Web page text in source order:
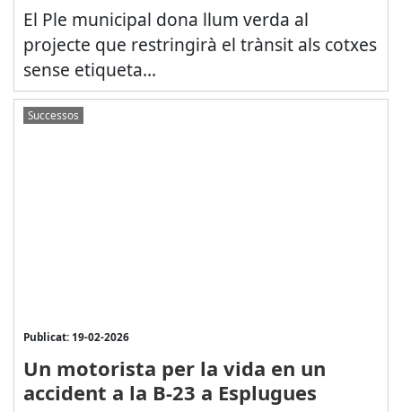
El Ple municipal dona llum verda al
projecte que restringirà el trànsit als cotxes
sense etiqueta...
Successos
Publicat: 19-02-2026
Un motorista per la vida en un
accident a la B-23 a Esplugues